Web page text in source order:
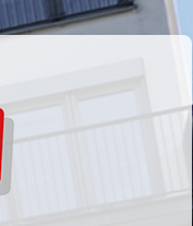
تخطى إلى المحتوى الرئيسي